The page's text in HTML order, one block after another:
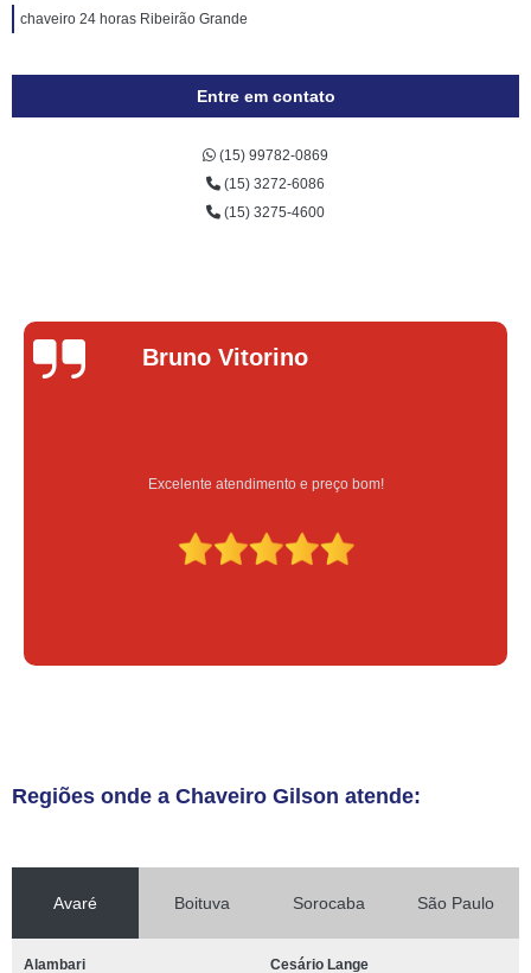
chaveiro 24 horas Ribeirão Grande
Entre em contato
(15) 99782-0869
(15) 3272-6086
(15) 3275-4600
Lucas Donadel
Serviço feito na hora e de qualidade
Regiões onde a Chaveiro Gilson atende:
Avaré Boituva Sorocaba São Paulo
Alambari Cesário Lange